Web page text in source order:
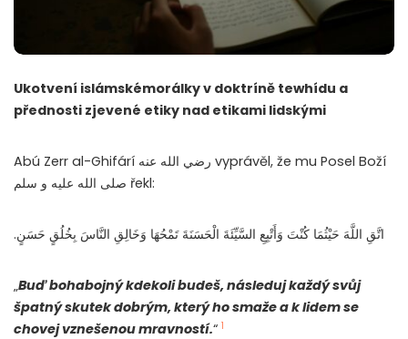
Ukotvení islámskémorálky v doktríně tewhídu a
přednosti zjevené etiky nad etikami lidskými
Abú Zerr al-Ghifárí رضي الله عنه vyprávěl, že mu Posel Boží
صلى الله عليه و سلم řekl:
.اتَّقِ اللَّهَ حَيْثُمَا كُنْتَ وَأَتْبِعِ السَّيِّئَةَ الْحَسَنَةَ تَمْحُهَا وَخَالِقِ النَّاسَ بِخُلُقٍ حَسَنٍ
„Buď bohabojný kdekoli budeš, následuj každý svůj
špatný skutek dobrým, který ho smaže a k lidem se
chovej vznešenou mravností.“ 1